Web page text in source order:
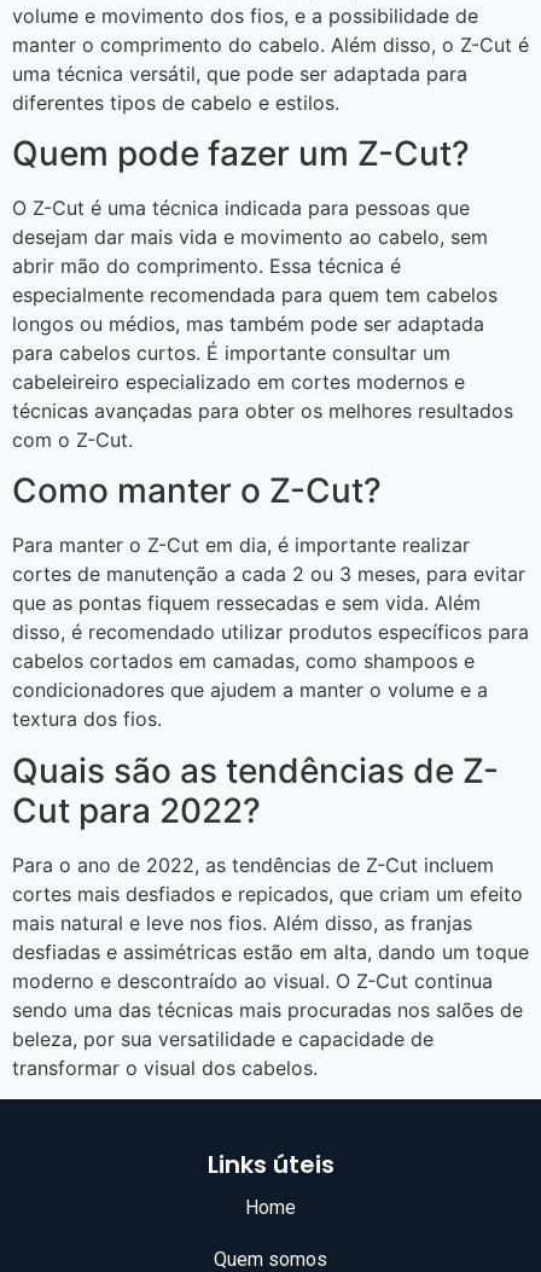
volume e movimento dos fios, e a possibilidade de
manter o comprimento do cabelo. Além disso, o Z-Cut é
uma técnica versátil, que pode ser adaptada para
diferentes tipos de cabelo e estilos.
Quem pode fazer um Z-Cut?
O Z-Cut é uma técnica indicada para pessoas que
desejam dar mais vida e movimento ao cabelo, sem
abrir mão do comprimento. Essa técnica é
especialmente recomendada para quem tem cabelos
longos ou médios, mas também pode ser adaptada
para cabelos curtos. É importante consultar um
cabeleireiro especializado em cortes modernos e
técnicas avançadas para obter os melhores resultados
com o Z-Cut.
Como manter o Z-Cut?
Para manter o Z-Cut em dia, é importante realizar
cortes de manutenção a cada 2 ou 3 meses, para evitar
que as pontas fiquem ressecadas e sem vida. Além
disso, é recomendado utilizar produtos específicos para
cabelos cortados em camadas, como shampoos e
condicionadores que ajudem a manter o volume e a
textura dos fios.
Quais são as tendências de Z-
Cut para 2022?
Para o ano de 2022, as tendências de Z-Cut incluem
cortes mais desfiados e repicados, que criam um efeito
mais natural e leve nos fios. Além disso, as franjas
desfiadas e assimétricas estão em alta, dando um toque
moderno e descontraído ao visual. O Z-Cut continua
sendo uma das técnicas mais procuradas nos salões de
beleza, por sua versatilidade e capacidade de
transformar o visual dos cabelos.
Links úteis
Home
Quem somos